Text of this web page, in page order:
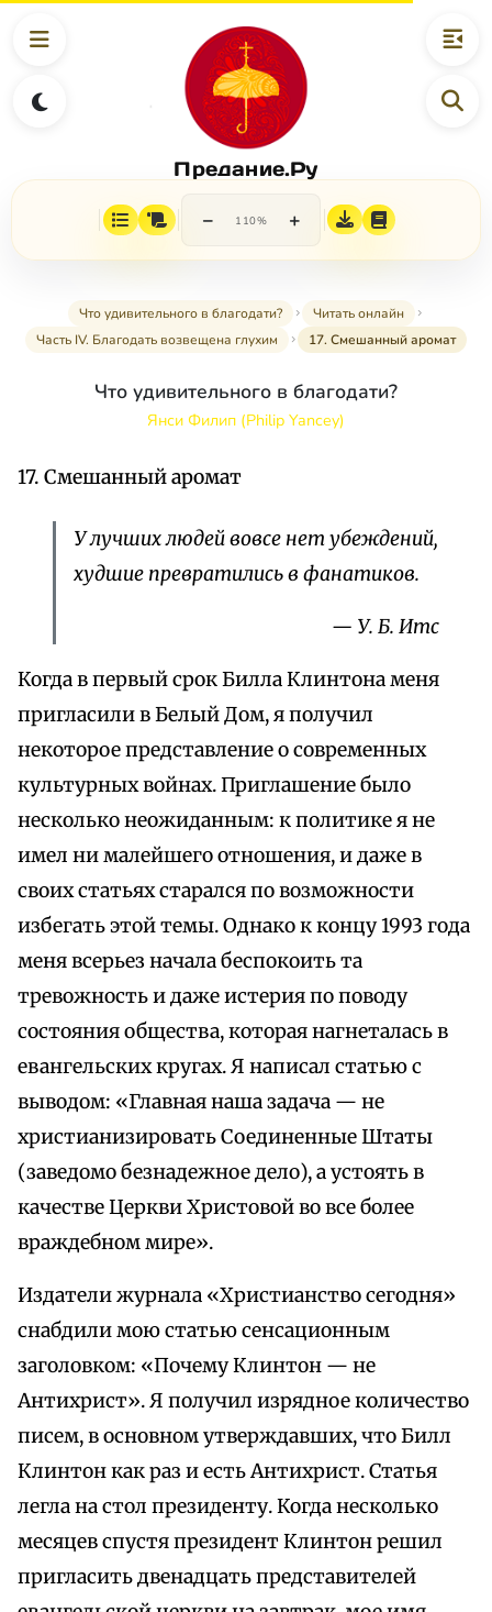
Предание.Ру
− 110% +
Что удивительного в благодати?
Читать онлайн
Часть IV. Благодать возвещена глухим
17. Смешанный аромат
Что удивительного в благодати?
Янси Филип (Philip Yancey)
17. Смешанный аромат
У лучших людей вовсе нет убеждений,
худшие превратились в фанатиков.
— У. Б. Итс
Когда в первый срок Билла Клинтона меня
пригласили в Белый Дом, я получил
некоторое представление о современных
культурных войнах. Приглашение было
несколько неожиданным: к политике я не
имел ни малейшего отношения, и даже в
своих статьях старался по возможности
избегать этой темы. Однако к концу 1993 года
меня всерьез начала беспокоить та
тревожность и даже истерия по поводу
состояния общества, которая нагнеталась в
евангельских кругах. Я написал статью с
выводом: «Главная наша задача — не
христианизировать Соединенные Штаты
(заведомо безнадежное дело), а устоять в
качестве Церкви Христовой во все более
враждебном мире».
Издатели журнала «Христианство сегодня»
снабдили мою статью сенсационным
заголовком: «Почему Клинтон — не
Антихрист». Я получил изрядное количество
писем, в основном утверждавших, что Билл
Клинтон как раз и есть Антихрист. Статья
легла на стол президенту. Когда несколько
месяцев спустя президент Клинтон решил
пригласить двенадцать представителей